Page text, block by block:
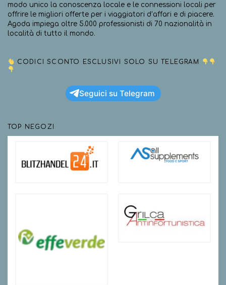
modo unico la conoscenza locale e le connessioni locali per
offrire le migliori offerte per i viaggiatori d’affari e di piacere.
Agoda impiega oltre 5.000 professionisti di 70 nazionalità in
località di tutto il mondo.
CODICI SCONTO ESCLUSIVI SOLO SU TELEGRAM
Seguici su Telegram
TOP NEGOZI